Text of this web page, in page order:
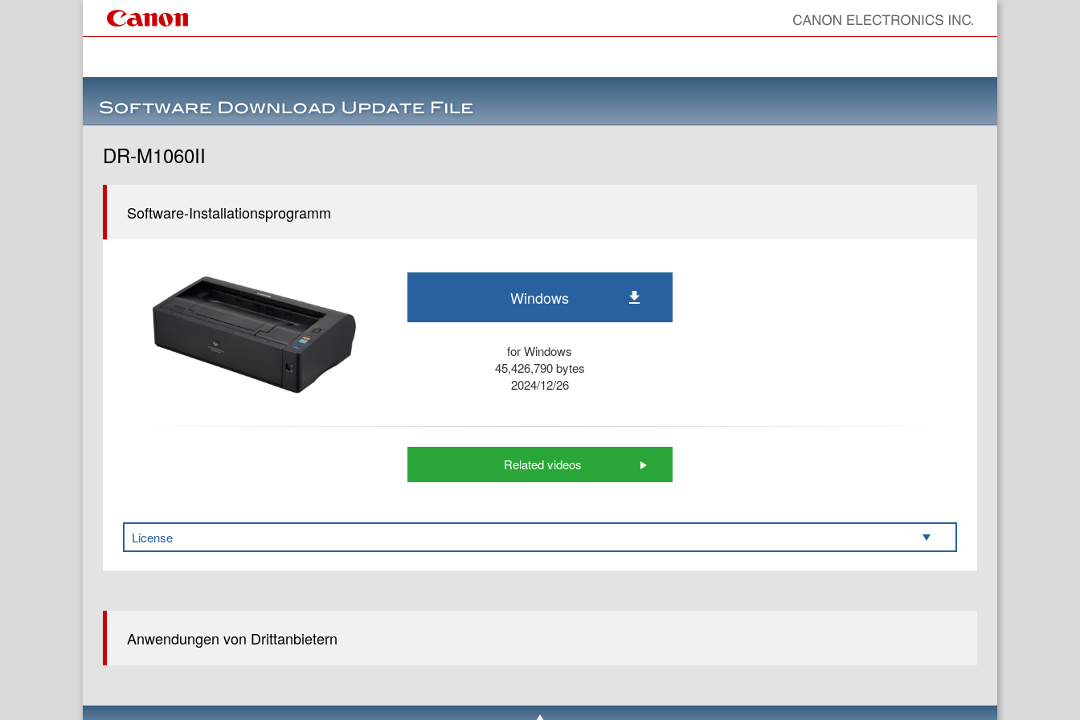
DR-M1060II
Software-Installationsprogramm
Windows
for Windows
45,426,790 bytes
2024/12/26
Related videos
License
Anwendungen von Drittanbietern